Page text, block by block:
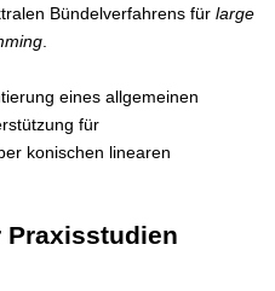
Bündelverfahrens für large
.
eines allgemeinen
für
konischen linearen
Praxisstudien